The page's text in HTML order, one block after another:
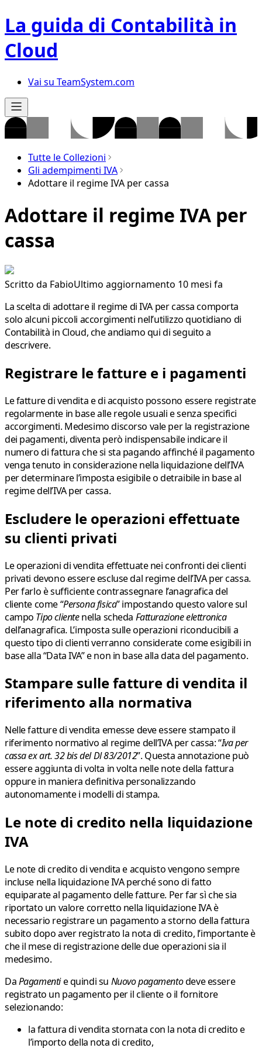
La guida di Contabilità in
Cloud
Vai su TeamSystem.com
Tutte le Collezioni
Gli adempimenti IVA
Adottare il regime IVA per cassa
Adottare il regime IVA per
cassa
Scritto da FabioUltimo aggiornamento 10 mesi fa
La scelta di adottareil regime di IVA per cassacomporta
solo alcuni piccoli accorgimenti nell’utilizzo quotidiano di
Contabilità in Cloud, che andiamo qui di seguito a
descrivere.
Registrare le fatture e i pagamenti
Le fatture di vendita e di acquisto possono essere registrate
regolarmente in base alle regole usuali e senza specifici
accorgimenti. Medesimo discorso vale per la registrazione
dei pagamenti, diventa però indispensabile indicare il
numero di fattura che si sta pagando affinché il pagamento
venga tenuto in considerazione nella liquidazione dell’IVA
per determinare l’imposta esigibile o detraibile in base al
regime dell’IVA per cassa.
Escludere le operazioni effettuate
su clienti privati
Le operazioni di vendita effettuate nei confronti dei clienti
privati devono essere escluse dal regime dell’IVA per cassa.
Per farlo è sufficiente contrassegnare l’anagrafica del
cliente come “Persona fisica” impostando questo valore sul
campo Tipo clientenella scheda Fatturazione elettronica
dell’anagrafica. L’imposta sulle operazioni riconducibili a
questo tipo di clienti verranno considerate come esigibili in
base alla “Data IVA” e non in base alla data del pagamento.
Stampare sulle fatture di vendita il
riferimento alla normativa
Nelle fatture di vendita emesse deve essere stampato il
riferimento normativo al regime dell’IVA per cassa: “Iva per
cassa ex art. 32 bis del Dl 83/2012”. Questa annotazione può
essere aggiunta di volta in volta nelle note della fattura
oppure in maniera definitiva personalizzando
autonomamente i modelli di stampa.
Le note di credito nella liquidazione
IVA
Le note di credito di vendita e acquisto vengono sempre
incluse nella liquidazione IVA perché sono di fatto
equiparate al pagamento delle fatture. Per far sì che sia
riportato un valore corretto nella liquidazione IVA è
necessario registrare un pagamento a storno della fattura
subito dopo aver registrato la nota di credito, l’importante è
che il mese di registrazione delle due operazioni sia il
medesimo.
DaPagamentie quindi su Nuovo pagamentodeve essere
registrato un pagamento per il cliente o il fornitore
selezionando:
la fattura di vendita stornata con la nota di credito e
l’importo della nota di credito,